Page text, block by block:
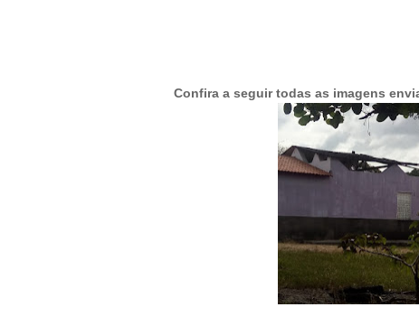
Confira a seguir todas as imagens